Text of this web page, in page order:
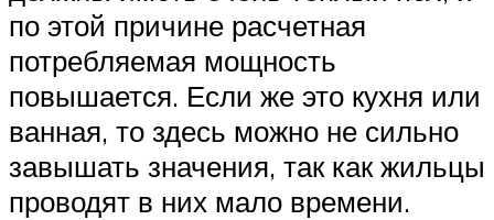
по этой причине расчетная
потребляемая мощность
повышается. Если же это кухня или
ванная, то здесь можно не сильно
завышать значения, так как жильцы
проводят в них мало времени.